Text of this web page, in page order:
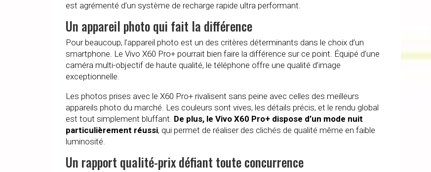
est agrémenté d’un système de recharge rapide ultra performant.
Un appareil photo qui fait la différence
Pour beaucoup, l’appareil photo est un des critères déterminants dans le choix d’un
smartphone. Le Vivo X60 Pro+ pourrait bien faire la différence sur ce point. Équipé d’une
caméra multi-objectif de haute qualité, le téléphone offre une qualité d’image
exceptionnelle.
Les photos prises avec le X60 Pro+ rivalisent sans peine avec celles des meilleurs
appareils photo du marché. Les couleurs sont vives, les détails précis, et le rendu global
est tout simplement bluffant. De plus, le Vivo X60 Pro+ dispose d’un mode nuit
particulièrement réussi, qui permet de réaliser des clichés de qualité même en faible
luminosité.
Un rapport qualité-prix défiant toute concurrence